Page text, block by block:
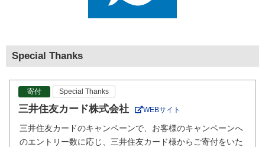
Special Thanks
寄付 Special Thanks
三井住友カード株式会社 WEBサイト
三井住友カードのキャンペーンで、お客様のキャンペーンへ
のエントリー数に応じ、三井住友カード様からご寄付をいた